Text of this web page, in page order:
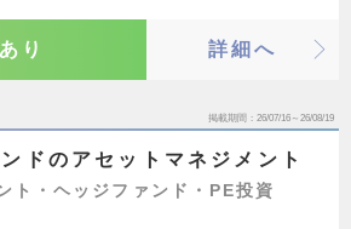
り 詳細へ
掲載期間 26/07/16～26/08/19
ドのアセットマネジメント
ト・ヘッジファンド・PE投資